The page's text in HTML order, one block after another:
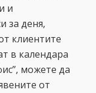
и
за деня,
клиентите
в календара
можете да
от